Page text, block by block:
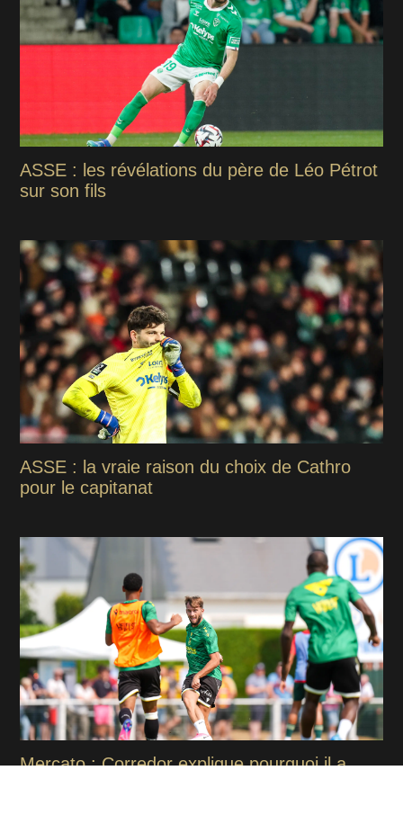
ASSE : les révélations du père de Léo Pétrot
sur son fils
ASSE : la vraie raison du choix de Cathro
pour le capitanat
Mercato : Corredor explique pourquoi il a